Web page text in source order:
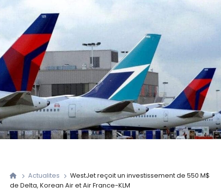
Actualites
WestJet reçoit un investissement de 550 M$
de Delta, Korean Air et Air France-KLM